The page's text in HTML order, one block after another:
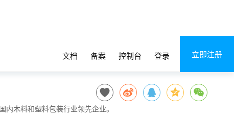
文档 备案 控制台 登录 立即注册
木料和塑料包装行业领先企业。